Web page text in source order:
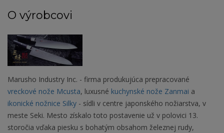
O výrobcovi
Marusho Industry Inc. - firma produkujúca prepracované
vreckové nože Mcusta, luxusné kuchynské nože Zanmai a
ikonické nožnice Silky - sídli v centre japonského nožiarstva, v
meste Seki. Mesto získalo toto postavenie už v polovici 13.
storočia vďaka piesku s bohatým obsahom železnej rudy,